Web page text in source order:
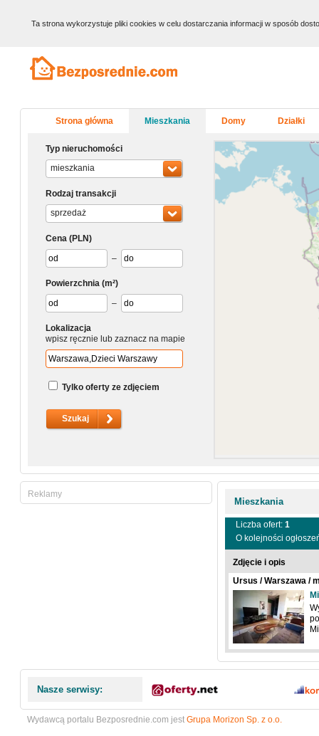
Ta strona wykorzystuje pliki cookies w celu dostarczania informacji w sposób
Strona główna Mieszkania Domy Działki
Typ nieruchomości
mieszkania
Rodzaj transakcji
sprzedaż
Cena (PLN)
–
Powierzchnia (m²)
–
Lokalizacja
wpisz ręcznie lub zaznacz na mapie
Tylko oferty ze zdjęciem
Mieszkania
Liczba ofert: 1
O kolejności
Zdjęcie i opis
Ursus / Warszawa /
Reklamy
Nasze serwisy:
Wydawcą portalu Bezposrednie.com jest Grupa Morizon Sp. z o.o.